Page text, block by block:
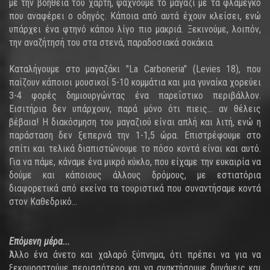
με την βοήθεια του χάρτη, ψάχνουμε το μαγαζί με τα φλαμέγκο
που αναφέρει ο οδηγός. Κάποια από αυτά έχουν κλείσει, ενώ
υπάρχει ένα φτηνό κάπου λίγο πιο μακριά. Ξεκινούμε, λοιπόν,
την αναζήτησή του στα στενά, παραδοσιακά σοκάκια.
Καταλήγουμε στο μαγαζάκι "La Carboneria" (Levies 18), που
παίζουν κάποιοι μουσικοί 5-10 κομμάτια και μια γυναίκα χορεύει
3-4 φορές δημιουργώντας ένα παρεΐστικο περιβάλλον.
Εισιτήρια δεν υπάρχουν, παρά μόνο ότι πιεις... αν θέλεις
βέβαια! Η διακόσμηση του μαγαζιού είναι απλή και λιτή, ενώ η
παράσταση δεν ξεπερνά την 1-1,5 ώρα. Επιστρέφουμε στο
σπίτι και τελικά διαπιστώνουμε το πόσο κοντά είναι και αυτό.
Για να πάμε, κάναμε ένα μικρό κύκλο, που είχαμε την ευκαιρία να
δούμε και κάποιους άλλους δρόμους, με εστιατόρια
διαφορετικά από εκείνα τα τουριστικά που συναντήσαμε κοντά
στον Καθεδρικό...
Επόμενη μέρα...
Άλλο ένα άνετο και χαλαρό ξύπνημα, ότι πρέπει να για να